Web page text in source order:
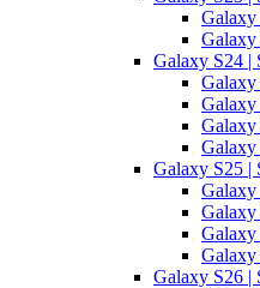
Galaxy
Galaxy
Galaxy S24 |
Galaxy
Galaxy
Galaxy
Galaxy
Galaxy S25 |
Galaxy
Galaxy
Galaxy
Galaxy
Galaxy S26 |